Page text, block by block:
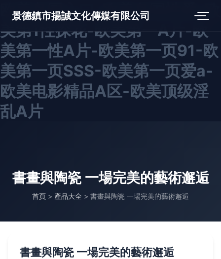
欧美岛国入口-欧美岛国性爱-欧
美第1性探花-欧美第一A片-欧
美第一性A片-欧美第一页91-欧
美第一页SSS-欧美第一页爱a-
欧美电影精品A区-欧美顶级淫
乱A片
景德鎮市揚誠文化傳媒有限公司
書畫與陶瓷 一場完美的藝術邂逅
首頁 > 產品大全 > 書畫與陶瓷 一場完美的藝術邂逅
書畫與陶瓷 一場完美的藝術邂逅